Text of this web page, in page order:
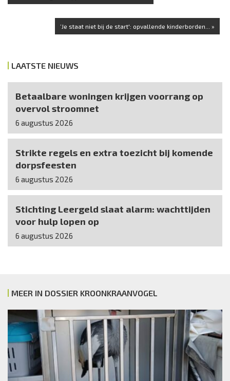
‘Je staat niet bij de start': opvallende kinderborden... »
LAATSTE NIEUWS
Betaalbare woningen krijgen voorrang op
overvol stroomnet
6 augustus 2026
Strikte regels en extra toezicht bij komende
dorpsfeesten
6 augustus 2026
Stichting Leergeld slaat alarm: wachttijden
voor hulp lopen op
6 augustus 2026
MEER IN DOSSIER KROONKRAANVOGEL